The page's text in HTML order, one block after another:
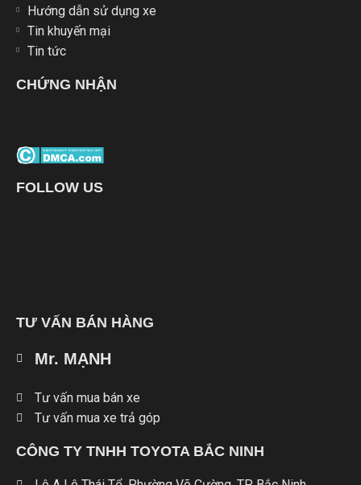
Hướng dẫn sử dụng xe
Tin khuyến mại
Tin tức
CHỨNG NHẬN
FOLLOW US
TƯ VẤN BÁN HÀNG
Mr. MẠNH
Tư vấn mua bán xe
Tư vấn mua xe trả góp
CÔNG TY TNHH TOYOTA BẮC NINH